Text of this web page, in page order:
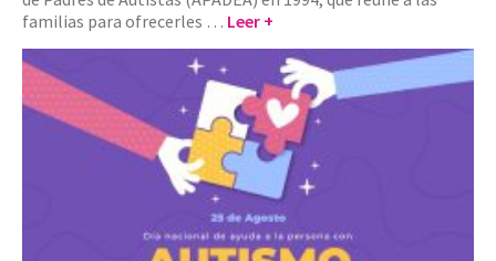
familias para ofrecerles … Leer +